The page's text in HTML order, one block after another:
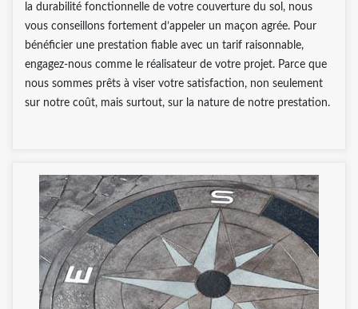
la durabilité fonctionnelle de votre couverture du sol, nous
vous conseillons fortement d’appeler un maçon agrée. Pour
bénéficier une prestation fiable avec un tarif raisonnable,
engagez-nous comme le réalisateur de votre projet. Parce que
nous sommes prêts à viser votre satisfaction, non seulement
sur notre coût, mais surtout, sur la nature de notre prestation.